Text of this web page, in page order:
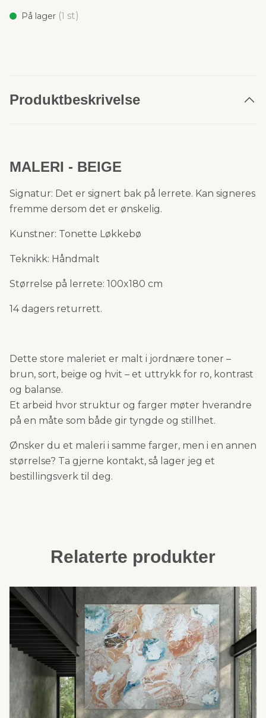
På lager (1 st)
Produktbeskrivelse
MALERI - BEIGE
Signatur: Det er signert bak på lerrete. Kan signeres
fremme dersom det er ønskelig.
Kunstner: Tonette Løkkebø
Teknikk: Håndmalt
Størrelse på lerrete: 100x180 cm
14 dagers returrett.
Dette store maleriet er malt i jordnære toner –
brun, sort, beige og hvit – et uttrykk for ro, kontrast
og balanse.
Et arbeid hvor struktur og farger møter hverandre
på en måte som både gir tyngde og stillhet.
Ønsker du et maleri i samme farger, men i en annen
størrelse? Ta gjerne kontakt, så lager jeg et
bestillingsverk til deg.
Relaterte produkter